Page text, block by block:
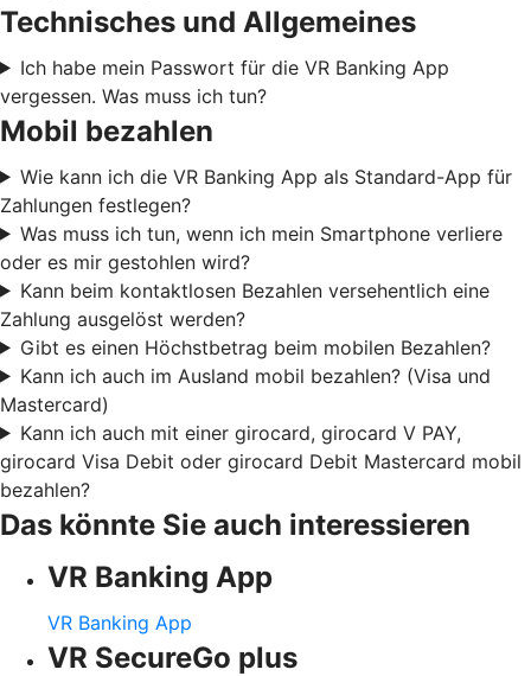
Technisches und Allgemeines
Ich habe mein Passwort für die VR Banking App
vergessen. Was muss ich tun?
Mobil bezahlen
Wie kann ich die VR Banking App als Standard-App für
Zahlungen festlegen?
Was muss ich tun, wenn ich mein Smartphone verliere
oder es mir gestohlen wird?
Kann beim kontaktlosen Bezahlen versehentlich eine
Zahlung ausgelöst werden?
Gibt es einen Höchstbetrag beim mobilen Bezahlen?
Kann ich auch im Ausland mobil bezahlen? (Visa und
Mastercard)
Kann ich auch mit einer girocard, girocard V PAY,
girocard Visa Debit oder girocard Debit Mastercard mobil
bezahlen?
Das könnte Sie auch interessieren
VR Banking App
VR Banking App
VR SecureGo plus